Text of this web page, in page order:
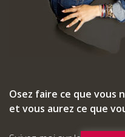
Osez faire ce que vous
et vous aurez ce que